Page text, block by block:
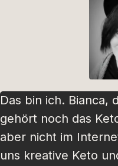
Das bin ich. Bianca,
gehört noch das
aber nicht im
uns kreative Keto